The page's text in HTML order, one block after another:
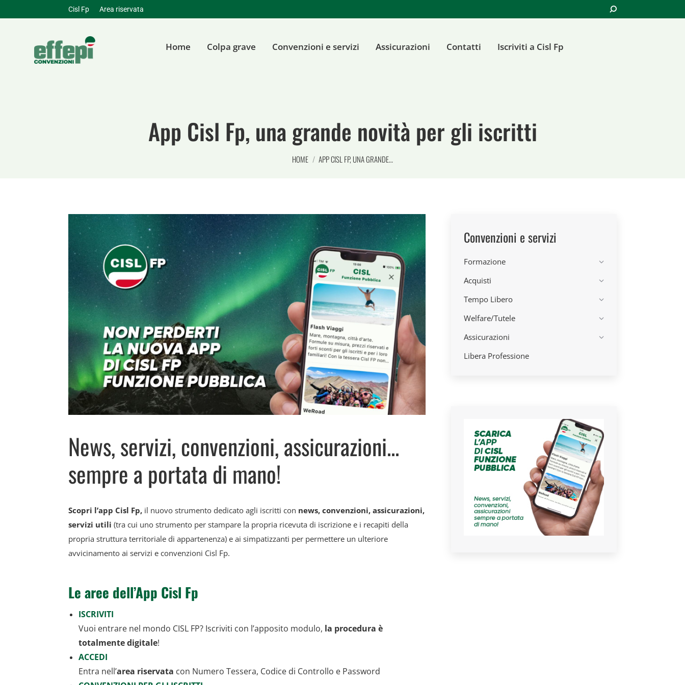
Cisl Fp Area riservata Cerca:
Home Colpa grave Convenzioni e servizi Assicurazioni Contatti Iscriviti a Cisl Fp
App Cisl Fp, una grande novità per gli iscritti
Tu sei qui:
HOME APP CISL FP, UNA GRANDE…
News, servizi, convenzioni, assicurazioni...
sempre a portata di mano!
Scopri l’app Cisl Fp, il nuovo strumento dedicato agli iscritti con news, convenzioni, assicurazioni,
servizi utili (tra cui uno strumento per stampare la propria ricevuta di iscrizione e i recapiti della
propria struttura territoriale di appartenenza) e ai simpatizzanti per permettere un ulteriore
avvicinamento ai servizi e convenzioni Cisl Fp.
Le aree dell’App Cisl Fp
ISCRIVITI
Vuoi entrare nel mondo CISL FP? Iscriviti con l’apposito modulo, la procedura è
totalmente digitale!
ACCEDI
Entra nell’area riservata con Numero Tessera, Codice di Controllo e Password
Convenzioni e servizi
Formazione
Acquisti
Tempo Libero
Welfare/Tutele
Assicurazioni
Libera Professione